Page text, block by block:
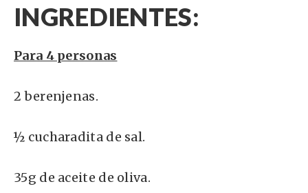
INGREDIENTES:
Para 4 personas
2 berenjenas.
½ cucharadita de sal.
35g de aceite de oliva.